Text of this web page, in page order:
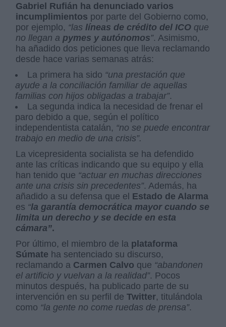
Gabriel Rufián ha denunciado varios
incumplimientos por parte del Gobierno como,
por ejemplo, “las líneas de crédito del ICO que
no llegan a pymes y autónomos”. Asimismo,
ha añadido dos peticiones que lleva reclamando
desde hace varias semanas atrás:
La primera ha sido “una prestación que
ayude a la conciliación familiar de aquellas
familias con hijos obligadas a trabajar”.
La segunda indica la necesidad de frenar el
paro debido a que, según el político
independentista catalán, “no se puede encontrar
trabajo en medio de una crisis”.
La vicepresidenta socialista se ha defendido
ante las críticas indicando que su equipo y ella
han tenido que “actuar en muchas direcciones
ante una crisis sin precedentes”. Además, ha
añadido a su defensa que el Estado de Alarma
es “la garantía democrática mayor cuando se
limita un derecho y se decide en esta
cámara”.
Por último, el miembro de la plataforma
Súmate ha sentenciado su discurso,
reclamando a Carmen Calvo que “abandonen
el artificio y vuelvan a la realidad”. Pocos
minutos después, ha publicado parte de su
intervención en su perfil deTwitter, titulándola
como “la gente no come ruedas de prensa”.